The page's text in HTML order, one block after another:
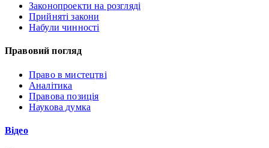
Законопроекти на розгляді
Прийняті закони
Набули чинності
Правовий погляд
Право в мистецтві
Аналітика
Правова позиція
Наукова думка
Відео